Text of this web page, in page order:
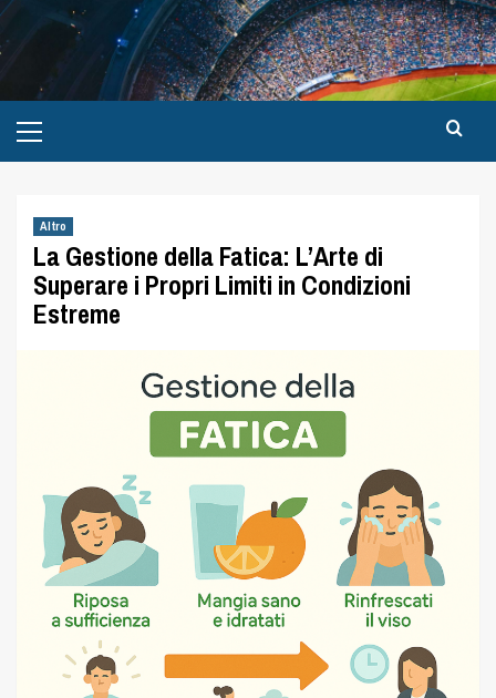
Altro
La Gestione della Fatica: L’Arte di
Superare i Propri Limiti in Condizioni
Estreme